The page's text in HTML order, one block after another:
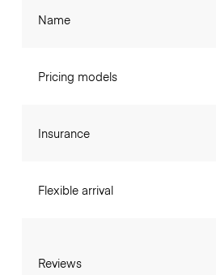
Name
Pricing models
Insurance
Flexible arrival
Reviews